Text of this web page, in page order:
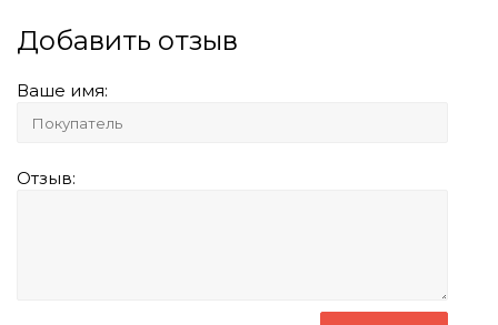
Добавить отзыв
Ваше имя:
Отзыв: